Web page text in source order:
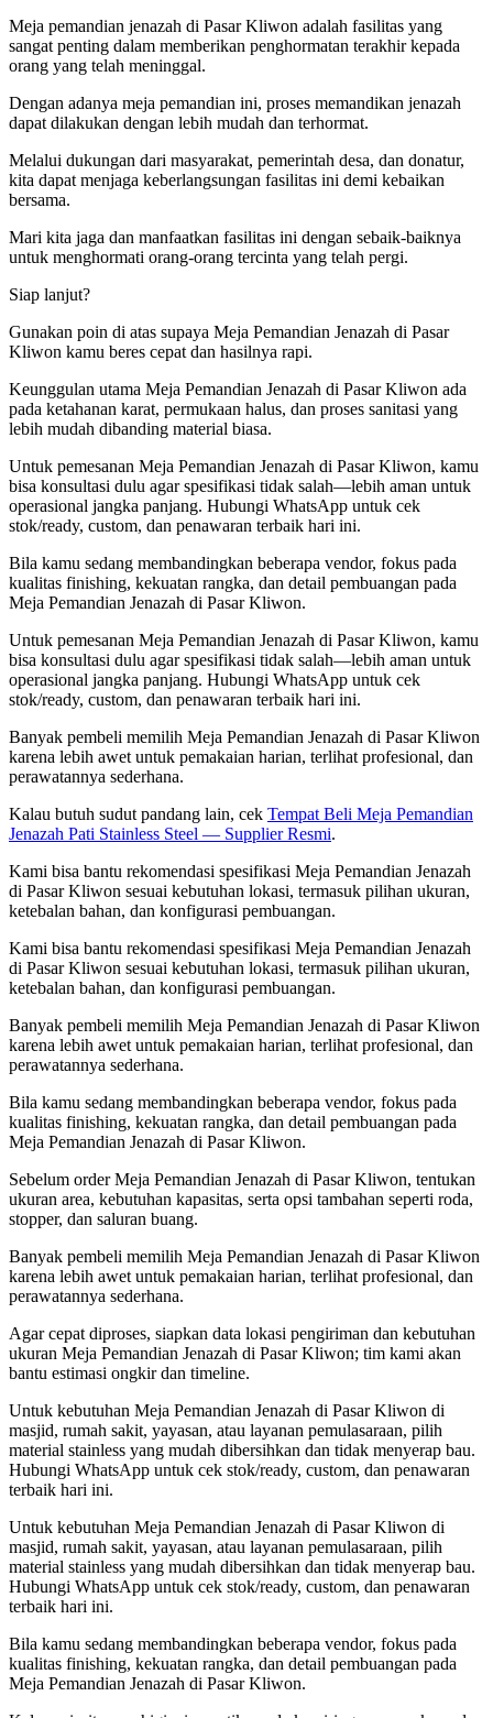
Meja pemandian jenazah di Pasar Kliwon adalah fasilitas yang
sangat penting dalam memberikan penghormatan terakhir kepada
orang yang telah meninggal.
Dengan adanya meja pemandian ini, proses memandikan jenazah
dapat dilakukan dengan lebih mudah dan terhormat.
Melalui dukungan dari masyarakat, pemerintah desa, dan donatur,
kita dapat menjaga keberlangsungan fasilitas ini demi kebaikan
bersama.
Mari kita jaga dan manfaatkan fasilitas ini dengan sebaik-baiknya
untuk menghormati orang-orang tercinta yang telah pergi.
Siap lanjut?
Gunakan poin di atas supaya Meja Pemandian Jenazah di Pasar
Kliwon kamu beres cepat dan hasilnya rapi.
Keunggulan utama Meja Pemandian Jenazah di Pasar Kliwon ada
pada ketahanan karat, permukaan halus, dan proses sanitasi yang
lebih mudah dibanding material biasa.
Untuk pemesanan Meja Pemandian Jenazah di Pasar Kliwon, kamu
bisa konsultasi dulu agar spesifikasi tidak salah—lebih aman untuk
operasional jangka panjang. Hubungi WhatsApp untuk cek
stok/ready, custom, dan penawaran terbaik hari ini.
Bila kamu sedang membandingkan beberapa vendor, fokus pada
kualitas finishing, kekuatan rangka, dan detail pembuangan pada
Meja Pemandian Jenazah di Pasar Kliwon.
Untuk pemesanan Meja Pemandian Jenazah di Pasar Kliwon, kamu
bisa konsultasi dulu agar spesifikasi tidak salah—lebih aman untuk
operasional jangka panjang. Hubungi WhatsApp untuk cek
stok/ready, custom, dan penawaran terbaik hari ini.
Banyak pembeli memilih Meja Pemandian Jenazah di Pasar Kliwon
karena lebih awet untuk pemakaian harian, terlihat profesional, dan
perawatannya sederhana.
Kalau butuh sudut pandang lain, cek Tempat Beli Meja Pemandian
Jenazah Pati Stainless Steel — Supplier Resmi.
Kami bisa bantu rekomendasi spesifikasi Meja Pemandian Jenazah
di Pasar Kliwon sesuai kebutuhan lokasi, termasuk pilihan ukuran,
ketebalan bahan, dan konfigurasi pembuangan.
Kami bisa bantu rekomendasi spesifikasi Meja Pemandian Jenazah
di Pasar Kliwon sesuai kebutuhan lokasi, termasuk pilihan ukuran,
ketebalan bahan, dan konfigurasi pembuangan.
Banyak pembeli memilih Meja Pemandian Jenazah di Pasar Kliwon
karena lebih awet untuk pemakaian harian, terlihat profesional, dan
perawatannya sederhana.
Bila kamu sedang membandingkan beberapa vendor, fokus pada
kualitas finishing, kekuatan rangka, dan detail pembuangan pada
Meja Pemandian Jenazah di Pasar Kliwon.
Sebelum order Meja Pemandian Jenazah di Pasar Kliwon, tentukan
ukuran area, kebutuhan kapasitas, serta opsi tambahan seperti roda,
stopper, dan saluran buang.
Banyak pembeli memilih Meja Pemandian Jenazah di Pasar Kliwon
karena lebih awet untuk pemakaian harian, terlihat profesional, dan
perawatannya sederhana.
Agar cepat diproses, siapkan data lokasi pengiriman dan kebutuhan
ukuran Meja Pemandian Jenazah di Pasar Kliwon; tim kami akan
bantu estimasi ongkir dan timeline.
Untuk kebutuhan Meja Pemandian Jenazah di Pasar Kliwon di
masjid, rumah sakit, yayasan, atau layanan pemulasaraan, pilih
material stainless yang mudah dibersihkan dan tidak menyerap bau.
Hubungi WhatsApp untuk cek stok/ready, custom, dan penawaran
terbaik hari ini.
Untuk kebutuhan Meja Pemandian Jenazah di Pasar Kliwon di
masjid, rumah sakit, yayasan, atau layanan pemulasaraan, pilih
material stainless yang mudah dibersihkan dan tidak menyerap bau.
Hubungi WhatsApp untuk cek stok/ready, custom, dan penawaran
terbaik hari ini.
Bila kamu sedang membandingkan beberapa vendor, fokus pada
kualitas finishing, kekuatan rangka, dan detail pembuangan pada
Meja Pemandian Jenazah di Pasar Kliwon.